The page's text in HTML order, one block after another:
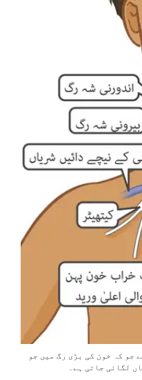
جو کہ خون کی بڑی رگ میں جو
لگائی جاتی ہے۔